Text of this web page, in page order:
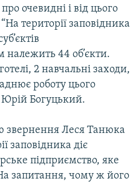
очевидні і від цього
території заповідника
44 об’єкти.
2 навчальні заходи,
роботу цього
Юрій Богуцький.
звернення Леся Танюка
заповідника діє
підприємство, яке
запитання, чому ж його